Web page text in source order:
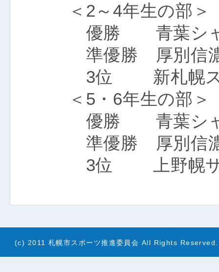
＜2～4年生の部＞
優勝 青葉シャ
準優勝 厚別信
3位 新札幌ス
＜5・6年生の部＞
優勝 青葉シ
準優勝 厚別信
3位 上野幌サ
(c) 2011 札幌市スポーツ推進委員会 All Rights Reserved.